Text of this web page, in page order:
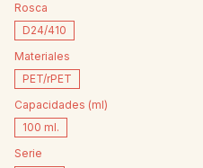
Rosca
D24/410
Materiales
PET/rPET
Capacidades (ml)
100 ml.
Serie